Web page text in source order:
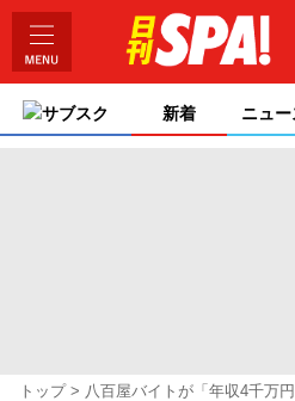
サブスク 新着 ニュー
トップ
八百屋バイトが「年収4千万